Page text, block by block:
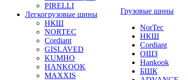
PIRELLI
Легкогрузовые шины
НКШ
NORTEС
Cordiant
GISLAVED
KUMHO
HANKOOK
MAXXIS
Грузовые шины
NorTec
НКШ
Cordiant
ОШЗ
Hankook
БШК